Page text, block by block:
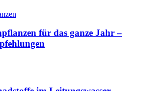
für das ganze Jahr –